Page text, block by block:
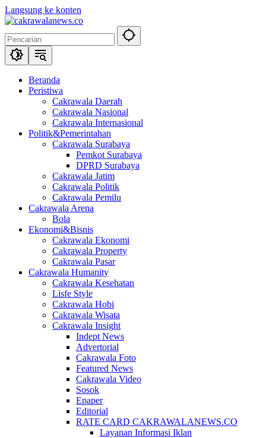
Langsung ke konten
Beranda
Peristiwa
Cakrawala Daerah
Cakrawala Nasional
Cakrawala Internasional
Politik&Pemerintahan
Cakrawala Surabaya
Pemkot Surabaya
DPRD Surabaya
Cakrawala Jatim
Cakrawala Politik
Cakrawala Pemilu
Cakrawala Arena
Bola
Ekonomi&Bisnis
Cakrawala Ekonomi
Cakrawala Property
Cakrawala Pasar
Cakrawala Humanity
Cakrawala Kesehatan
Lisfe Style
Cakrawala Hobi
Cakrawala Wisata
Cakrawala Insight
Indept News
Advertorial
Cakrawala Foto
Featured News
Cakrawala Video
Sosok
Epaper
Editorial
RATE CARD CAKRAWALANEWS.CO
Layanan Informasi Iklan